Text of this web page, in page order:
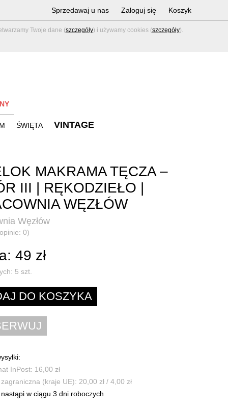
Twoje dane (szczegóły) i używamy cookies (szczegóły).
Sprzedawaj u nas Zaloguj się Koszyk
ŚWIĘTA VINTAGE
MAKRAMA TĘCZA –
III | RĘKODZIEŁO |
WĘZŁÓW
Węzłów
0)
49 zł
5 szt.
InPost: 16,00 zł
zagraniczna (kraje UE): 20,00 zł / 4,00 zł
nastąpi w ciągu 3 dni roboczych